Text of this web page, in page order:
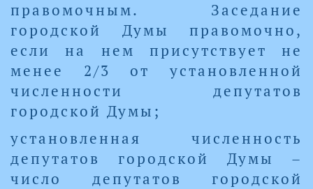
правомочным. Заседание
городской Думы правомочно,
если на нем присутствует не
менее 2/3 от установленной
численности депутатов
городской Думы;
установленная численность
депутатов городской Думы –
число депутатов городской